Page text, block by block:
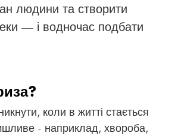
людини та створити
— і водночас подбати
коли в житті стається
- наприклад, хвороба,